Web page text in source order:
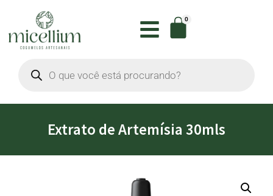
0
Extrato de Artemísia 30mls